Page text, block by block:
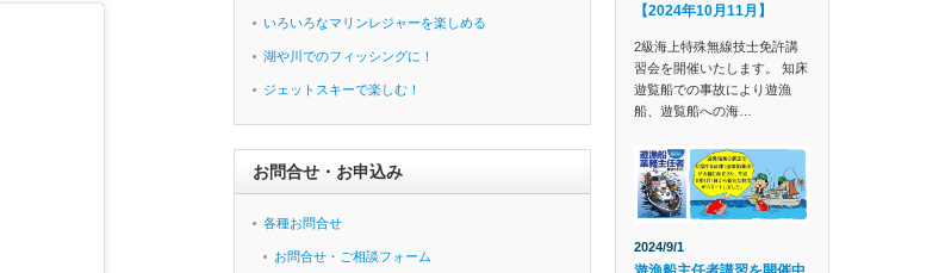
いろいろなマリンレジャーを楽しめる
湖や川でのフィッシングに！
ジェットスキーで楽しむ！
お問合せ・お申込み
各種お問合せ
お問合せ・ご相談フォーム
【2024年10月11月】
2級海上特殊無線技士免許講
習会を開催いたします。 知床
遊覧船での事故により遊漁
船、遊覧船への海…
2024/9/1